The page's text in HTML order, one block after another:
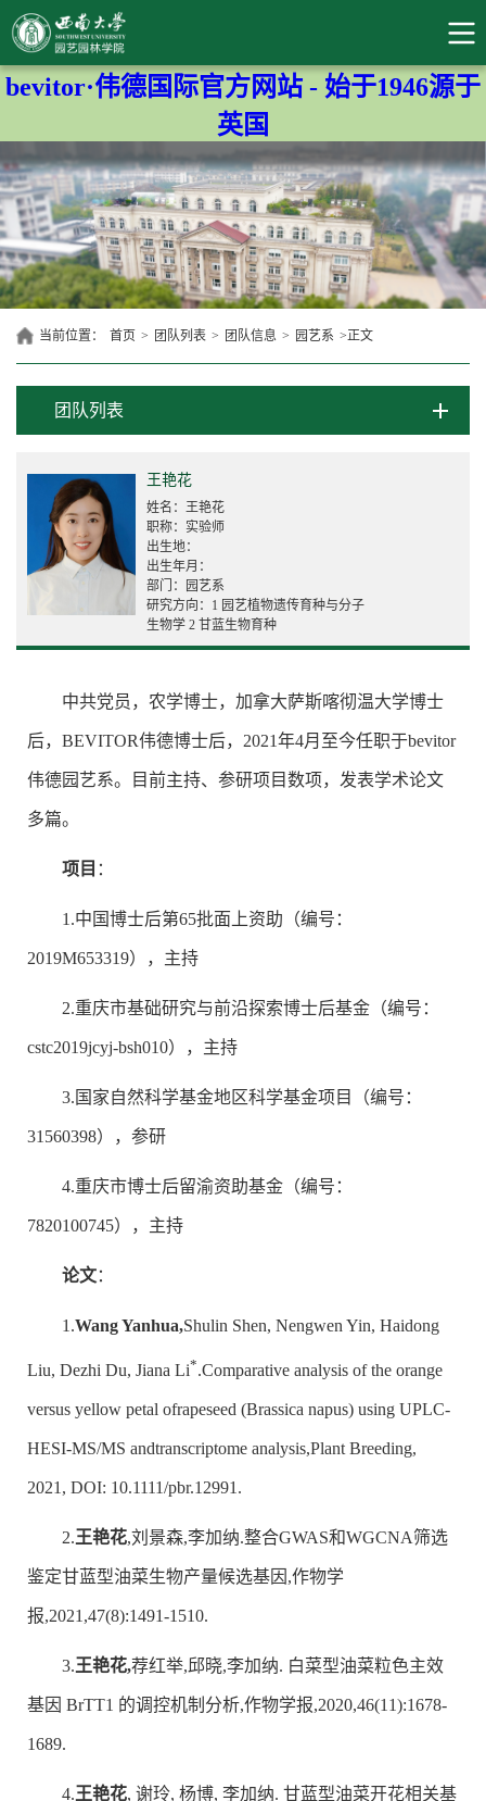
bevitor·伟德国际官方网站 - 始于1946源于
英国
当前位置： 首页 > 团队列表 > 团队信息 > 园艺系 >正文
团队列表
王艳花
姓名：王艳花
职称：实验师
出生地：
出生年月：
部门：园艺系
研究方向：1 园艺植物遗传育种与分子
生物学 2 甘蓝生物育种
中共党员，农学博士，加拿大萨斯喀彻温大学博士
后，BEVITOR伟德博士后，2021年4月至今任职于bevitor
伟德园艺系。目前主持、参研项目数项，发表学术论文
多篇。
项目 ：
1.中国博士后第65批面上资助（编号：
2019M653319），主持
2.重庆市基础研究与前沿探索博士后基金（编号：
cstc2019jcyj-bsh010），主持
3.国家自然科学基金地区科学基金项目（编号：
31560398），参研
4.重庆市博士后留渝资助基金（编号：
7820100745），主持
论文：
1.Wang Yanhua,Shulin Shen, Nengwen Yin, Haidong
Liu, Dezhi Du, Jiana Li*.Comparative analysis of the orange
versus yellow petal ofrapeseed (Brassica napus) using UPLC-
HESI-MS/MS andtranscriptome analysis,Plant Breeding,
2021, DOI: 10.1111/pbr.12991.
2.王艳花,刘景森,李加纳.整合GWAS和WGCNA筛选
鉴定甘蓝型油菜生物产量候选基因,作物学
报,2021,47(8):1491-1510.
3.王艳花,荐红举,邱晓,李加纳. 白菜型油菜粒色主效
基因 BrTT1 的调控机制分析,作物学报,2020,46(11):1678-
1689.
4.王艳花, 谢玲, 杨博, 李加纳. 甘蓝型油菜开花相关基